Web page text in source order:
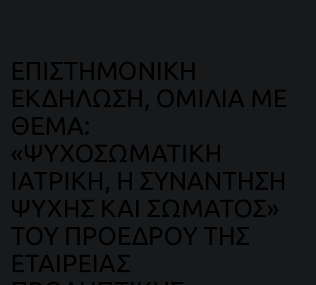
ΕΠΙΣΤΗΜΟΝΙΚΗ
ΕΚΔΗΛΩΣΗ, ΟΜΙΛΙΑ ΜΕ
ΘΕΜΑ:
«ΨΥΧΟΣΩΜΑΤΙΚΗ
ΙΑΤΡΙΚΗ, Η ΣΥΝΑΝΤΗΣΗ
ΨΥΧΗΣ ΚΑΙ ΣΩΜΑΤΟΣ»
ΤΟΥ ΠΡΟΕΔΡΟΥ ΤΗΣ
ΕΤΑΙΡΕΙΑΣ